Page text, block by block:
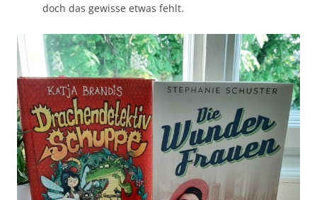
doch das gewisse etwas fehlt.